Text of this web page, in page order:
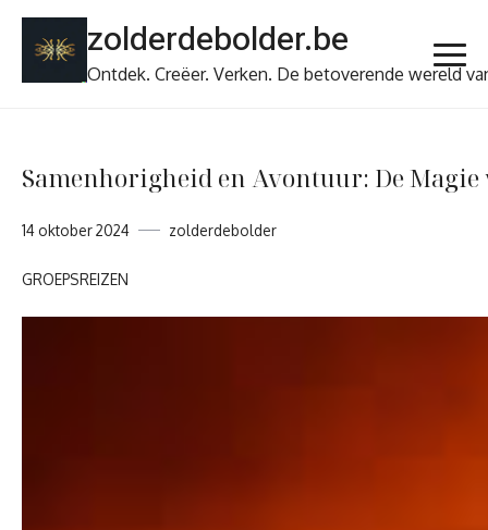
zolderdebolder.be
Ontdek. Creëer. Verken. De betoverende wereld
Samenhorigheid en Avontuur: De Magie
14 oktober 2024 zolderdebolder
GROEPSREIZEN